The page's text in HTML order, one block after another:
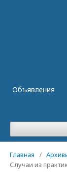
Объявления
Главная /
Случаи из